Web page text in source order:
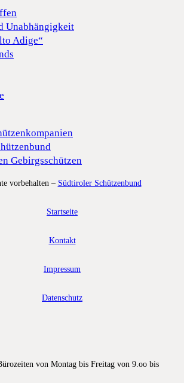
Unabhängigkeit
Adige“
Gebirgsschützen
vorbehalten – Südtiroler Schützenbund
Startseite
Kontakt
Impressum
Datenschutz
von Montag bis Freitag von 9.oo bis